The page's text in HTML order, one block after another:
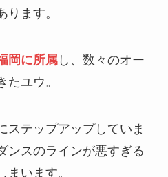
ります。
岡に所属し、数々のオー
たユウ。
ステップアップしていま
ンスのラインが悪すぎる
まいます。